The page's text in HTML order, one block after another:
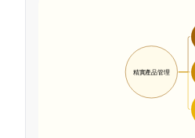
精實產品管理